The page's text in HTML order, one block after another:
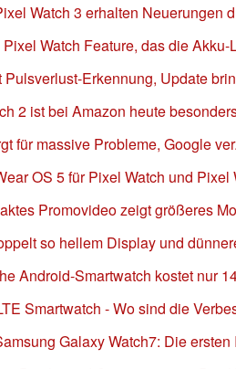
Watch 3 erhalten Neuerungen
Watch Feature, das die Akku-
Erkennung, Update
2 ist bei Amazon heute
für massive Probleme, Google
OS 5 für Pixel Watch und Pixel
Promovideo zeigt größeres
so hellem Display und
Android-Smartwatch kostet nur
Smartwatch - Wo sind die
Galaxy Watch7: Die ersten